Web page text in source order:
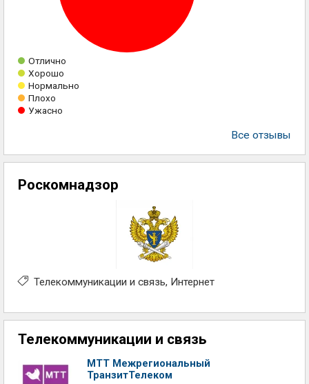
Отлично
Хорошо
Нормально
Плохо
Ужасно
Все отзывы
Роскомнадзор
Телекоммуникации и связь Интернет
Телекоммуникации и связь
МТТ Межрегиональный
ТранзитТелеком